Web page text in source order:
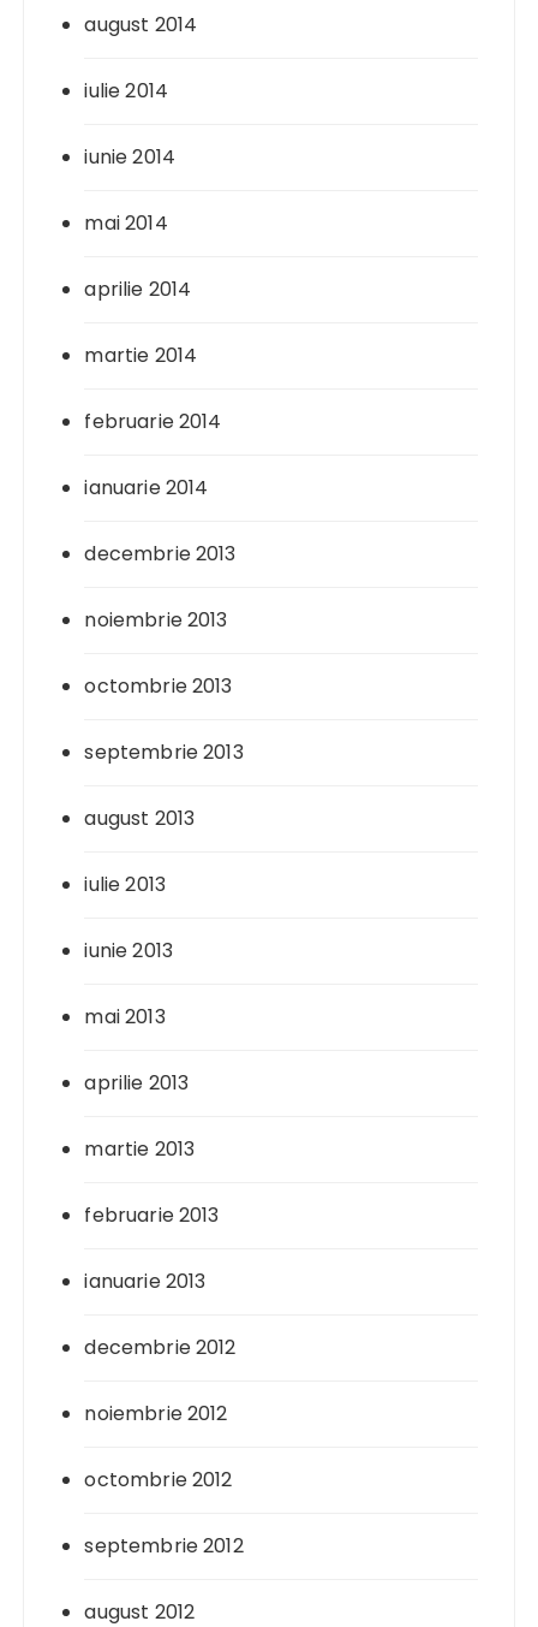
august 2014
iulie 2014
iunie 2014
mai 2014
aprilie 2014
martie 2014
februarie 2014
ianuarie 2014
decembrie 2013
noiembrie 2013
octombrie 2013
septembrie 2013
august 2013
iulie 2013
iunie 2013
mai 2013
aprilie 2013
martie 2013
februarie 2013
ianuarie 2013
decembrie 2012
noiembrie 2012
octombrie 2012
septembrie 2012
august 2012